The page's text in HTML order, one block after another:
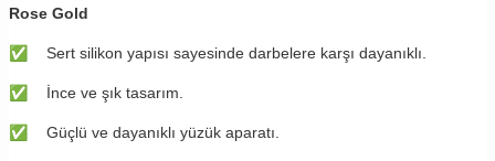
Rose Gold
✅ Sert silikon yapısı sayesinde darbelere karşı dayanıklı.
✅ İnce ve şık tasarım.
✅ Güçlü ve dayanıklı yüzük aparatı.